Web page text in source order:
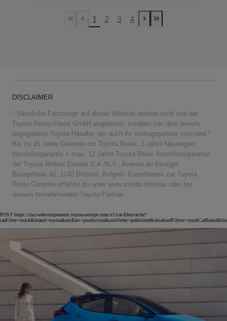
First Page
Vorherige Seite
1 2 3 4
Nächste Seite
Last Page
DISCLAIMER
¹ Sämtliche Fahrzeuge auf dieser Website werden nicht von der
Toyota Deutschland GmbH angeboten, sondern von dem jeweils
angegebene Toyota-Händler, der auch ihr Vertragspartner sein wird.²
Bis zu 15 Jahre Garantie mit Toyota Relax: 3 Jahre Neuwagen
Herstellergarantie + max. 12 Jahre Toyota Relax Anschlussgarantie
der Toyota Motors Europe S.A./N.V., Avenue du Bourget,
Bourgetlaan 60, 1140 Brüssel, Belgien. Einzelheiten zur Toyota
Relax Garantie erfährst du unter www.toyota.de/relax oder bei
deinem teilnehmenden Toyota-Partner.
POST https://usc-webcomponents.toyota-europe.com/v1/car-filter/at/de?